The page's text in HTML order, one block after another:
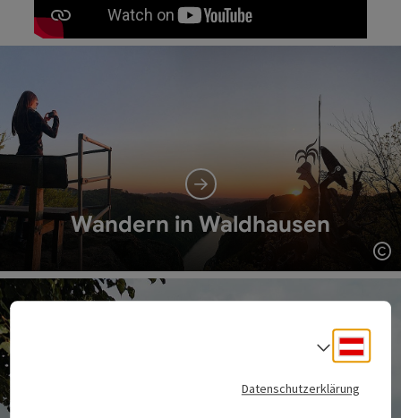
Wandern in Waldhausen
Datenschutzerklärung